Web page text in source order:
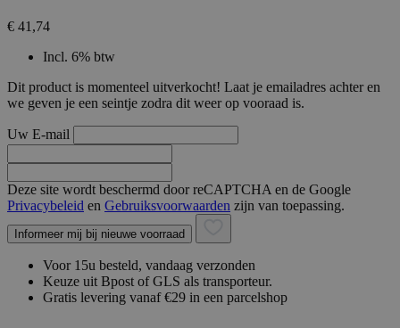
€ 41,74
Incl. 6% btw
Dit product is momenteel uitverkocht! Laat je emailadres achter en
we geven je een seintje zodra dit weer op vooraad is.
Uw E-mail
Deze site wordt beschermd door reCAPTCHA en de Google
Privacybeleid en Gebruiksvoorwaarden zijn van toepassing.
Informeer mij bij nieuwe voorraad
Voor 15u besteld, vandaag verzonden
Keuze uit Bpost of GLS als transporteur.
Gratis levering vanaf €29 in een parcelshop